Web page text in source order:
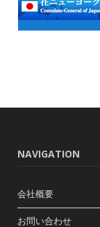
NAVIGATION
会社概要
お問い合わせ